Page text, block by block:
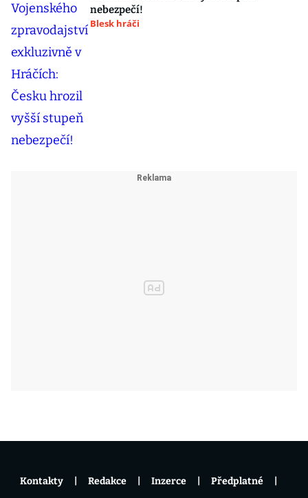
nebezpečí!
Blesk hráči
Kontakty Redakce Inzerce Předplatné